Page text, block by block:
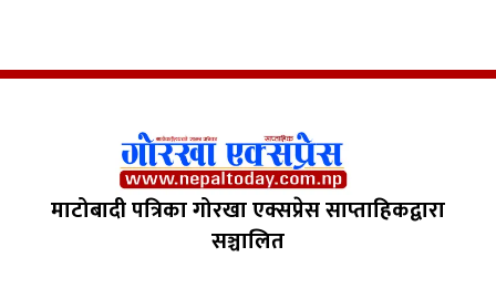
माटोबादी पत्रिका गोरखा एक्सप्रेस साप्ताहिकद्वारा
सञ्चालित